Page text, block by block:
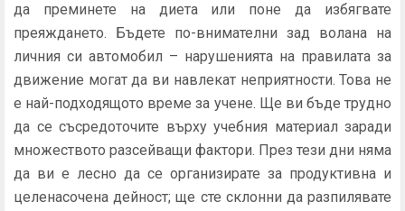
да преминете на диета или поне да избягвате
преяждането. Бъдете по-внимателни зад волана на
личния си автомобил – нарушенията на правилата за
движение могат да ви навлекат неприятности. Това не
е най-подходящото време за учене. Ще ви бъде трудно
да се съсредоточите върху учебния материал заради
множеството разсейващи фактори. През тези дни няма
да ви е лесно да се организирате за продуктивна и
целенасочена дейност; ще сте склонни да разпилявате